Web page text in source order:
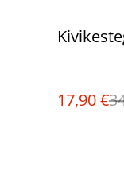
%
17,90 €